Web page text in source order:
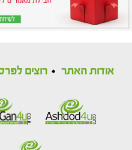
אודות האתר רוצים